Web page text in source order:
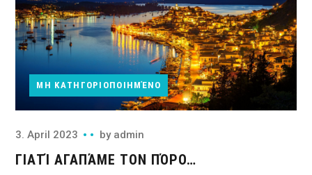
ΜΗ ΚΑΤΗΓΟΡΙΟΠΟΙΗΜΈΝΟ
3. April 2023 by admin
ΓΙΑΤΊ ΑΓΑΠΆΜΕ ΤΟΝ ΠΌΡΟ…